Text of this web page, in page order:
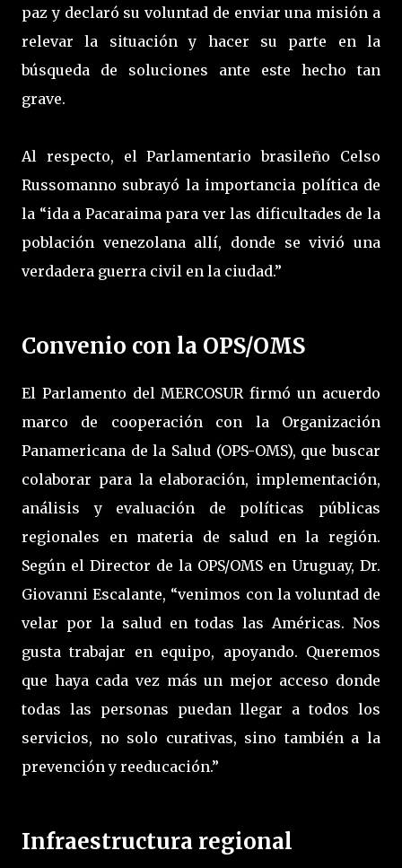
paz y declaró su voluntad de enviar una misión a
relevar la situación y hacer su parte en la
búsqueda de soluciones ante este hecho tan
grave.
Al respecto, el Parlamentario brasileño Celso
Russomanno subrayó la importancia política de
la “ida a Pacaraima para ver las dificultades de la
población venezolana allí, donde se vivió una
verdadera guerra civil en la ciudad.”
Convenio con la OPS/OMS
El Parlamento del MERCOSUR firmó un acuerdo
marco de cooperación con la Organización
Panamericana de la Salud (OPS-OMS), que buscar
colaborar para la elaboración, implementación,
análisis y evaluación de políticas públicas
regionales en materia de salud en la región.
Según el Director de la OPS/OMS en Uruguay, Dr.
Giovanni Escalante, “venimos con la voluntad de
velar por la salud en todas las Américas. Nos
gusta trabajar en equipo, apoyando. Queremos
que haya cada vez más un mejor acceso donde
todas las personas puedan llegar a todos los
servicios, no solo curativas, sino también a la
prevención y reeducación.”
Infraestructura regional